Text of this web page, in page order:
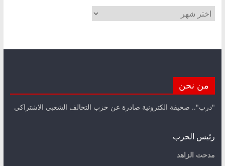
الأرشيف
من نحن
"درب".. صحيفة الكترونية صادرة عن حزب التحالف الشعبي الاشتراكي
رئيس الحزب
مدحت الزاهد